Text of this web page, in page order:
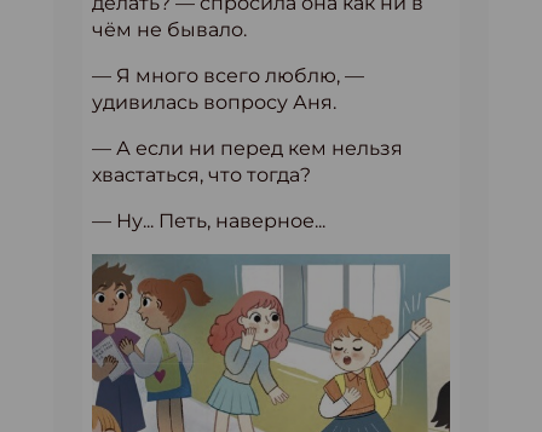
чём не бывало.
— Я много всего люблю, —
удивилась вопросу Аня.
— А если ни перед кем нельзя
хвастаться, что тогда?
— Ну... Петь, наверное...